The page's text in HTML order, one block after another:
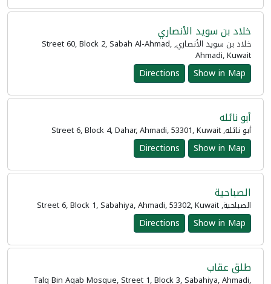
خلاد بن سويد الأنصاري
خلاد بن سويد الأنصاري, Street 60, Block 2, Sabah Al-Ahmad,
Ahmadi, Kuwait
Show in Map
Directions
أبو نائله
أبو نائله, Street 6, Block 4, Dahar, Ahmadi, 53301, Kuwait
Show in Map
Directions
الصباحية
الصباحية, Street 6, Block 1, Sabahiya, Ahmadi, 53302, Kuwait
Show in Map
Directions
طلق عقاب
Talq Bin Aqab Mosque, Street 1, Block 3, Sabahiya, Ahmadi,